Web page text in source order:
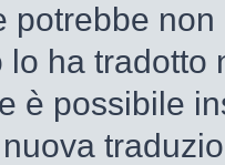
potrebbe
lo ha
è possibile